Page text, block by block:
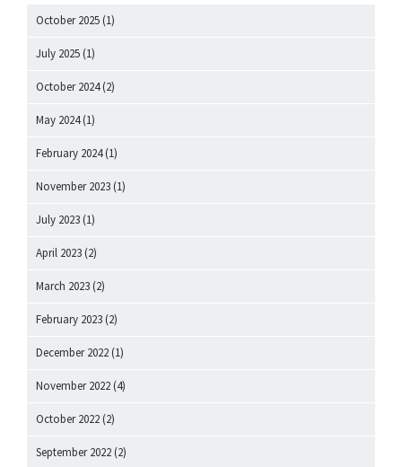
October 2025 (1)
July 2025 (1)
October 2024(2)
May 2024(1)
February 2024(1)
November 2023 (1)
July 2023 (1)
April 2023 (2)
March 2023 (2)
February 2023 (2)
December 2022 (1)
November 2022 (4)
October 2022 (2)
September 2022 (2)